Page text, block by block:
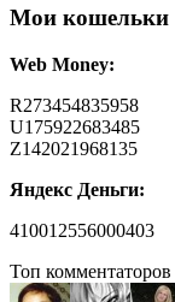
Мои кошельки
Web Money:
R273454835958
U175922683485
Z142021968135
Яндекс Деньги:
410012556000403
Топ комментаторов